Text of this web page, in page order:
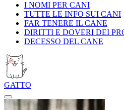
I NOMI PER CANI
TUTTE LE INFO SUI CANI
FAR TENERE IL CANE
DIRITTI E DOVERI DEI
DECESSO DEL CANE
GATTO